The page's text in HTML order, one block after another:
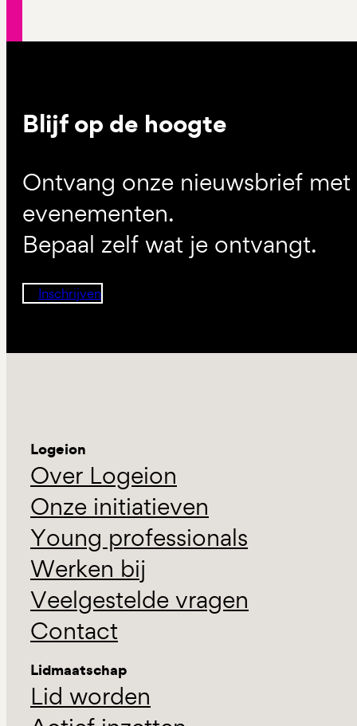
Blijf op de hoogte
Ontvang onze nieuwsbrief
evenementen.
Bepaal zelf wat je ontvangt.
Inschrijven
Logeion
Over Logeion
Onze initiatieven
Young professionals
Werken bij
Veelgestelde vragen
Contact
Lidmaatschap
Lid worden